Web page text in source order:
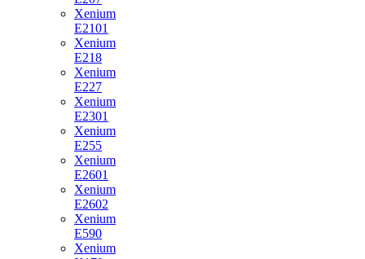
Xenium
E2101
Xenium
E218
Xenium
E227
Xenium
E2301
Xenium
E255
Xenium
E2601
Xenium
E2602
Xenium
E590
Xenium